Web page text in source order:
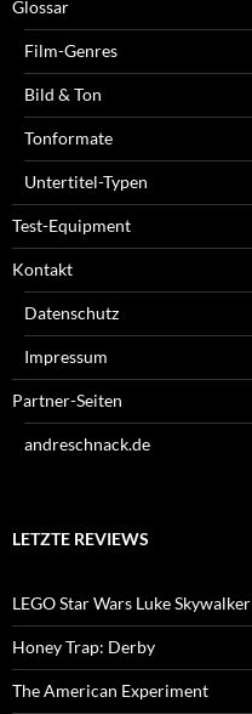
Glossar
Film-Genres
Bild & Ton
Tonformate
Untertitel-Typen
Test-Equipment
Kontakt
Datenschutz
Impressum
Partner-Seiten
andreschnack.de
LETZTE REVIEWS
LEGO Star Wars Luke Skywalker
Honey Trap: Derby
The American Experiment